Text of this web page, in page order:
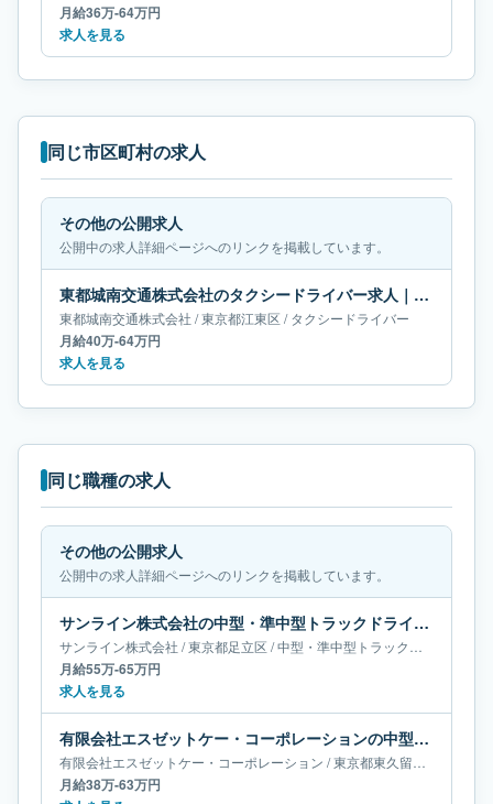
月給36万-64万円
求人を見る
同じ市区町村の求人
その他の公開求人
公開中の求人詳細ページへのリンクを掲載しています。
東都城南交通株式会社のタクシードライバー求人｜東京都江東区｜月給40万-64万円
東都城南交通株式会社 /東京都江東区 /タクシードライバー
月給40万-64万円
求人を見る
同じ職種の求人
その他の公開求人
公開中の求人詳細ページへのリンクを掲載しています。
サンライン株式会社の中型・準中型トラックドライバー求人｜東京都足立区｜月給55万-65万円
サンライン株式会社 /東京都足立区 /中型・準中型トラックドライバー
月給55万-65万円
求人を見る
有限会社エスゼットケー・コーポレーションの中型・準中型トラックドライバー求人｜東京都東久留米市｜月給38万-63万円
有限会社エスゼットケー・コーポレーション /東京都東久留米市
月給38万-63万円